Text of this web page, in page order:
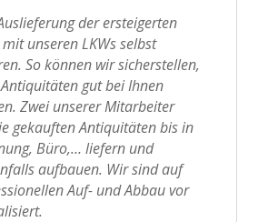
der ersteigerten
unseren LKWs selbst
So können wir sicherstellen,
gut bei Ihnen
Zwei unserer Mitarbeiter
gekauften Antiquitäten bis in
Büro,… liefern und
aufbauen. Wir sind auf
Auf- und Abbau vor